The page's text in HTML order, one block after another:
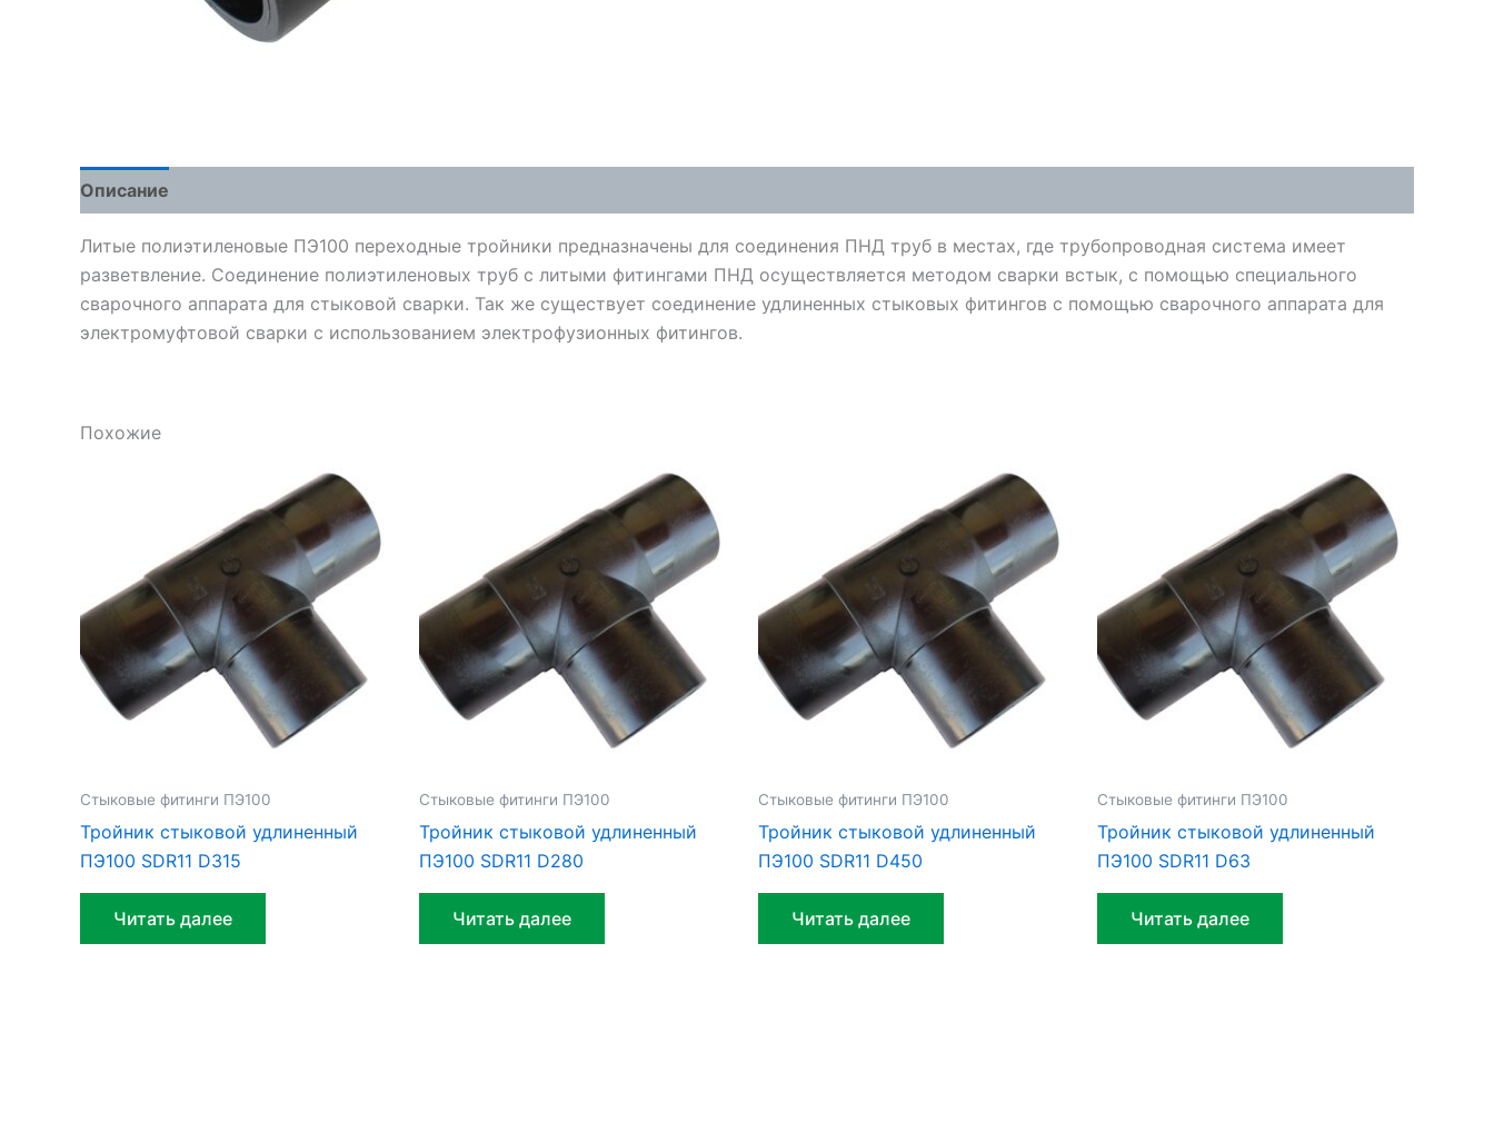
Описание
Литые полиэтиленовые ПЭ100 переходные тройники предназначены для соединения ПНД труб в местах, где трубопроводная система имеет
разветвление. Соединение полиэтиленовых труб с литыми фитингами ПНД осуществляется методом сварки встык, с помощью специального
сварочного аппарата для стыковой сварки. Так же существует соединение удлиненных стыковых фитингов с помощью сварочного аппарата для
электромуфтовой сварки с использованием электрофузионных фитингов.
Похожие
Стыковые фитинги ПЭ100
Тройник стыковой удлиненный
ПЭ100 SDR11 D315
Читать далее
Стыковые фитинги ПЭ100
Тройник стыковой удлиненный
ПЭ100 SDR11 D280
Читать далее
Стыковые фитинги ПЭ100
Тройник стыковой удлиненный
ПЭ100 SDR11 D450
Читать далее
Стыковые фитинги ПЭ100
Тройник стыковой удлиненный
ПЭ100 SDR11 D63
Читать далее